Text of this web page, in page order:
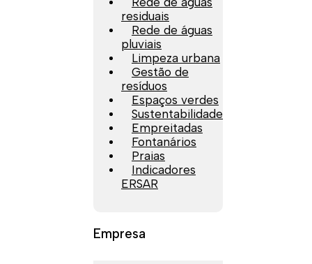
residuais
Rede de águas
pluviais
Limpeza urbana
Gestão de
resíduos
Espaços verdes
Sustentabilidade
Empreitadas
Fontanários
Praias
Indicadores
ERSAR
Empresa